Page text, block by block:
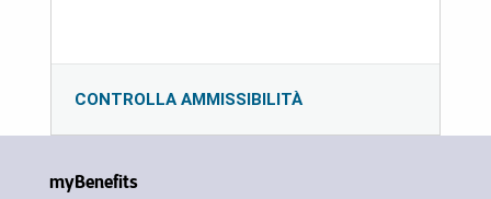
CONTROLLA AMMISSIBILITÀ
myBenefits